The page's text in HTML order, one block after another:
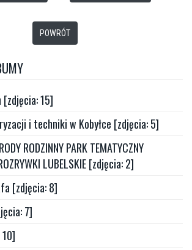
POWRÓT
15]
i techniki w Kobyłce [zdjęcia: 5]
RODZINNY PARK TEMATYCZNY
LUBELSKIE [zdjęcia: 2]
[zdjęcia: 8]
7]